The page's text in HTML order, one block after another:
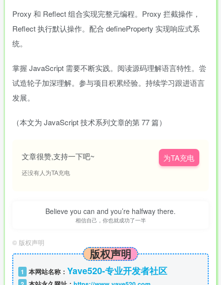
Proxy 和 Reflect 组合实现完整元编程。Proxy 拦截操作，
Reflect 执行默认操作。配合 defineProperty 实现响应式系
统。
掌握 JavaScript 需要不断实践。阅读源码理解语言特性。尝
试造轮子加深理解。参与项目积累经验。持续学习跟进语言
发展。
（本文为 JavaScript 技术系列文章的第 77 篇）
文章很赞,支持一下吧~
还没有人为TA充电
为TA充电
Believe you can and you’re halfway there.
相信自己，你也就成功了一半
© 版权声明
版权声明
1 本网站名称： Yave520-专业开发者社区